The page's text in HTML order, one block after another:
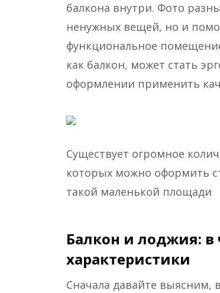
балкона внутри. Фото
ненужных вещей, но и
функциональное
как балкон, может стать
оформлении применить
Существует огромное
которых можно оформить
такой маленькой площади
Балкон и лоджия: в
характеристики
Сначала давайте выясним,